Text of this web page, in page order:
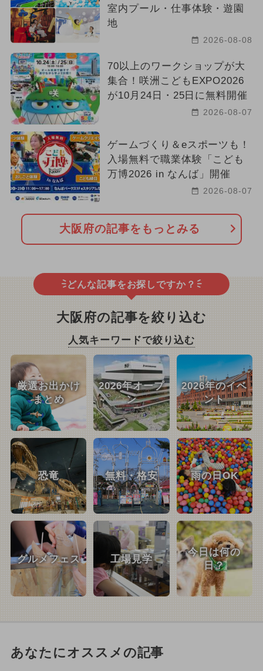
室内プール・仕事体験・遊園
地
2026-08-08
70以上のワークショップが大
集合！咲洲こどもEXPO2026
が10月24日・25日に無料開催
2026-08-07
ゲームづくり＆eスポーツも！
入場無料で職業体験「こども
万博2026 in なんば」開催
2026-08-07
大阪府の記事をもっとみる
どんな記事をお探しですか？
大阪府の記事を絞り込む
人気キーワードで絞り込む
厳選お出かけ
まとめ
2026年オープ
ン
2026年のイベ
ント
恐竜 無料・格安 雨の日OK
グルメフェス 工場見学
今日は何の
日？
あなたにオススメの記事